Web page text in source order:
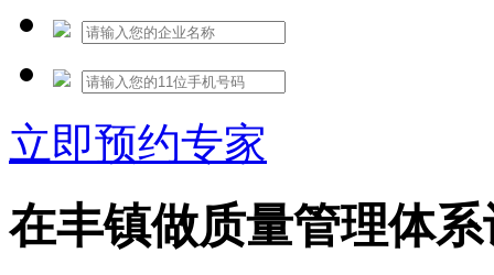
立即预约专家
在丰镇做质量管理体